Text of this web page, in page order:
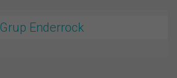
Grup Enderrock